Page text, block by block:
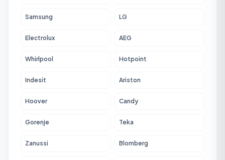
Samsung LG
Electrolux AEG
Whirlpool Hotpoint
Indesit Ariston
Hoover Candy
Gorenje Teka
Zanussi Blomberg